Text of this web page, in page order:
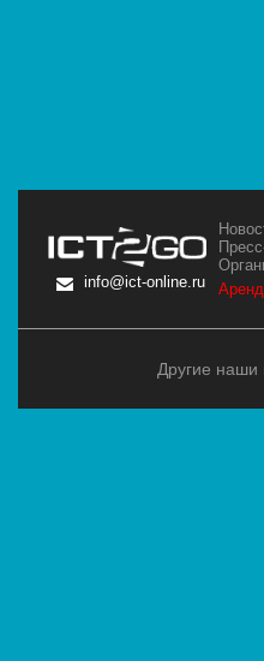
info@ict-online.ru
Другие наши